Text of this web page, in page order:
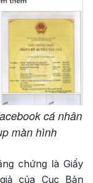
cá nhân
màn hình
chứng là Giấy
của Cục Bản